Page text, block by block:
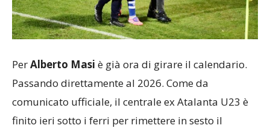
PerAlberto Masi è già ora di girare il calendario.
Passando direttamente al 2026. Come da
comunicato ufficiale, il centrale ex Atalanta U23 è
finito ieri sotto i ferri per rimettere in sesto il